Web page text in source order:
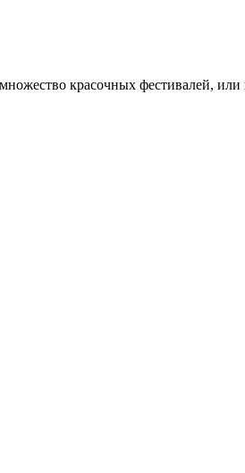
множество красочных фестивалей,